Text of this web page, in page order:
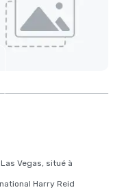
Vegas, situé à
Harry Reid